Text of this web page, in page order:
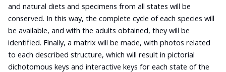
and natural diets and specimens from all states will be
conserved. In this way, the complete cycle of each species will
be available, and with the adults obtained, they will be
identified. Finally, a matrix will be made, with photos related
to each described structure, which will result in pictorial
dichotomous keys and interactive keys for each state of the